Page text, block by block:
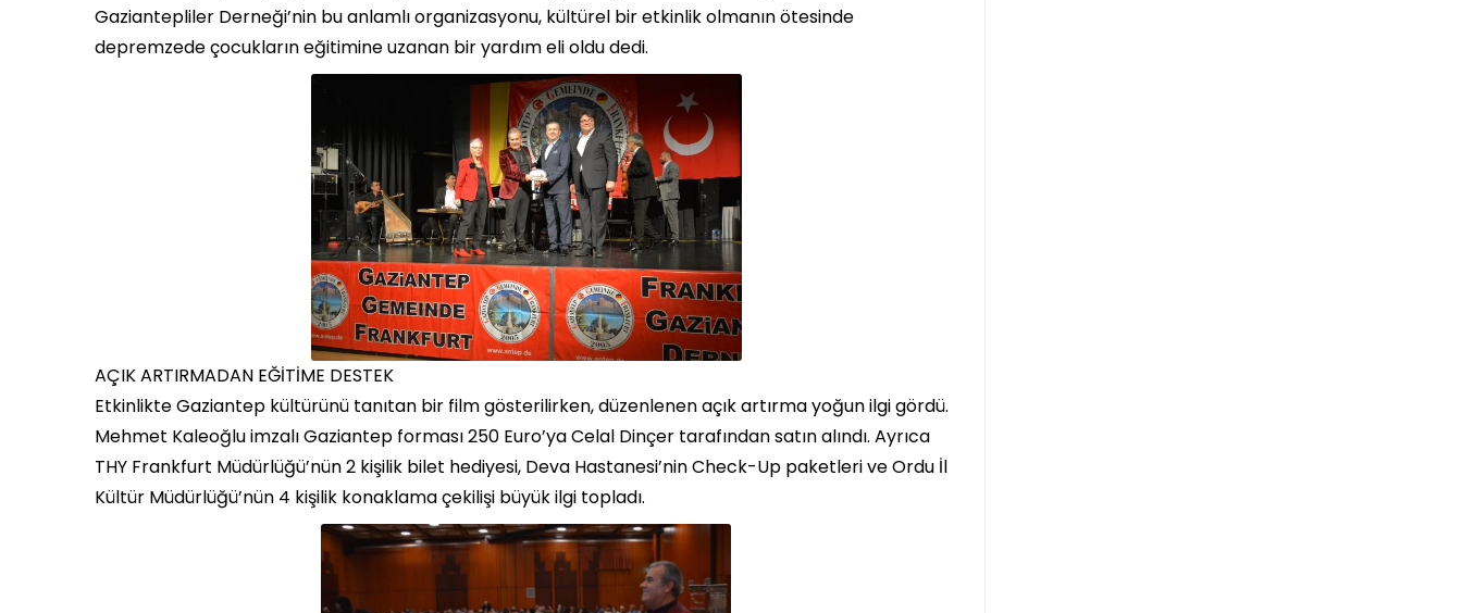
Gaziantepliler Derneği’nin bu anlamlı organizasyonu, kültürel bir etkinlik olmanın ötesinde
depremzede çocukların eğitimine uzanan bir yardım eli oldu dedi.
AÇIK ARTIRMADAN EĞİTİME DESTEK
Etkinlikte Gaziantep kültürünü tanıtan bir film gösterilirken, düzenlenen açık artırma yoğun ilgi gördü.
Mehmet Kaleoğlu imzalı Gaziantep forması 250 Euro’ya Celal Dinçer tarafından satın alındı. Ayrıca
THY Frankfurt Müdürlüğü’nün 2 kişilik bilet hediyesi, Deva Hastanesi’nin Check-Up paketleri ve Ordu İl
Kültür Müdürlüğü’nün 4 kişilik konaklama çekilişi büyük ilgi topladı.